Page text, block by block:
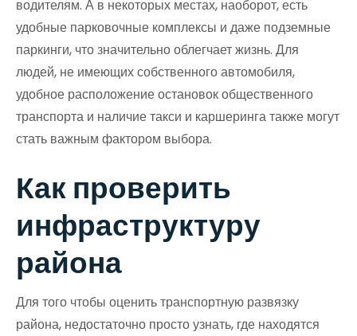
водителям. А в некоторых местах, наоборот, есть
удобные парковочные комплексы и даже подземные
паркинги, что значительно облегчает жизнь. Для
людей, не имеющих собственного автомобиля,
удобное расположение остановок общественного
транспорта и наличие такси и каршеринга также могут
стать важным фактором выбора.
Как проверить
инфраструктуру
района
Для того чтобы оценить транспортную развязку
района, недостаточно просто узнать, где находятся